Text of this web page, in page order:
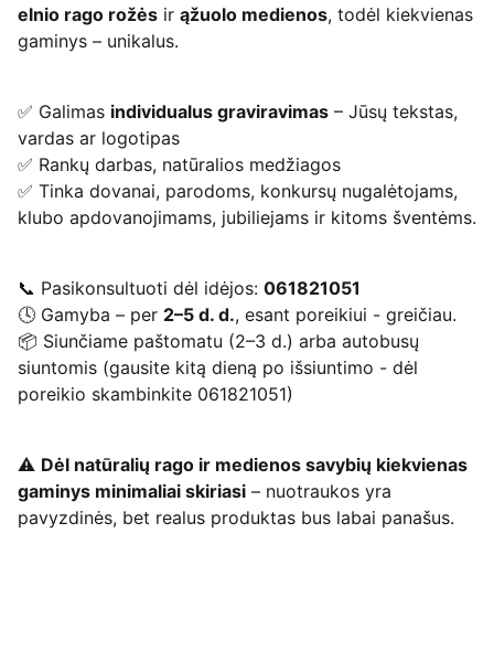
elnio rago rožės ir ąžuolo medienos, todėl kiekvienas
gaminys – unikalus.
✅ Galimas individualus graviravimas – Jūsų tekstas,
vardas ar logotipas
✅ Rankų darbas, natūralios medžiagos
✅ Tinka dovanai, parodoms, konkursų nugalėtojams,
klubo apdovanojimams, jubiliejams ir kitoms šventėms.
📞 Pasikonsultuoti dėl idėjos: 061821051
🕓 Gamyba – per 2–5 d. d., esant poreikiui - greičiau.
📦 Siunčiame paštomatu (2–3 d.) arba autobusų
siuntomis (gausite kitą dieną po išsiuntimo - dėl
poreikio skambinkite 061821051)
⚠️ Dėl natūralių rago ir medienos savybių kiekvienas
gaminys minimaliai skiriasi – nuotraukos yra
pavyzdinės, bet realus produktas bus labai panašus.